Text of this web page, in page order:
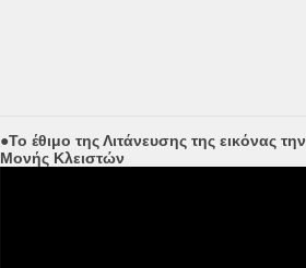
●Το έθιμο της Λιτάνευσης της εικόνας την
Μονής Κλειστών